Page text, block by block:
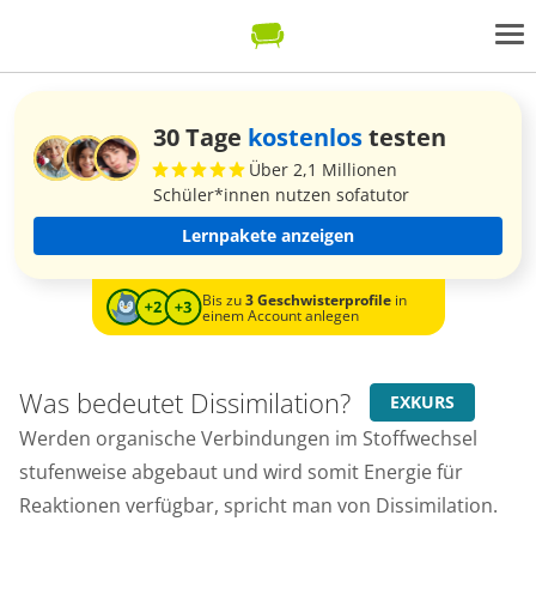
30 Tage kostenlostesten
Über 2,1 Millionen
Schüler*innen nutzen sofatutor
Lernpakete anzeigen
Bis zu3 Geschwisterprofilein
einem Account anlegen
Was bedeutet Dissimilation? EXKURS
Werden organische Verbindungen im Stoffwechsel
stufenweise abgebaut und wird somit Energie für
Reaktionen verfügbar, spricht man von Dissimilation.